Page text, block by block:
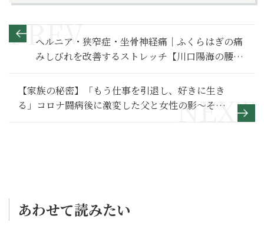
ヘルニア・狭窄症・坐骨神経痛｜ふくらはぎの痛
みしびれを改善するストレッチ【川口陽海の腰痛
改善教室 第105回】
【家族の秘密】「もう仕事を引退し、好きに生き
る」コロナ闘病後に激変した父と女性の影～その
２～
あわせて読みたい